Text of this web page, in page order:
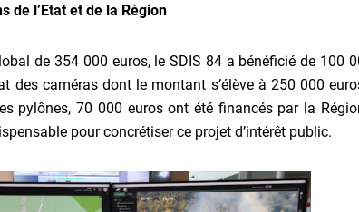
de l’Etat et de la Région
de 354 000 euros, le SDIS 84 a bénéficié de 100
des caméras dont le montant s’élève à 250 000
pylônes, 70 000 euros ont été financés par la
pour concrétiser ce projet d’intérêt public.